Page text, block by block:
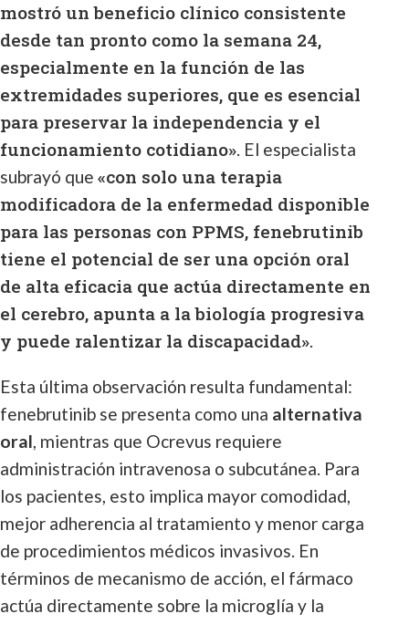
mostró un beneficio clínico consistente
desde tan pronto como la semana 24,
especialmente en la función de las
extremidades superiores, que es esencial
para preservar la independencia y el
funcionamiento cotidiano». El especialista
subrayó que «con solo una terapia
modificadora de la enfermedad disponible
para las personas con PPMS, fenebrutinib
tiene el potencial de ser una opción oral
de alta eficacia que actúa directamente en
el cerebro, apunta a la biología progresiva
y puede ralentizar la discapacidad».
Esta última observación resulta fundamental:
fenebrutinib se presenta como una alternativa
oral, mientras que Ocrevus requiere
administración intravenosa o subcutánea. Para
los pacientes, esto implica mayor comodidad,
mejor adherencia al tratamiento y menor carga
de procedimientos médicos invasivos. En
términos de mecanismo de acción, el fármaco
actúa directamente sobre la microglía y la